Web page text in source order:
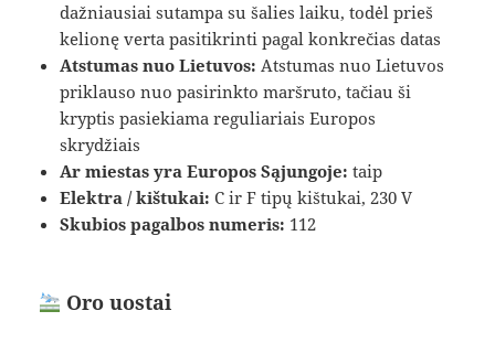
dažniausiai sutampa su šalies laiku, todėl prieš
kelionę verta pasitikrinti pagal konkrečias datas
Atstumas nuo Lietuvos: Atstumas nuo Lietuvos
priklauso nuo pasirinkto maršruto, tačiau ši
kryptis pasiekiama reguliariais Europos
skrydžiais
Ar miestas yra Europos Sąjungoje: taip
Elektra / kištukai: C ir F tipų kištukai, 230 V
Skubios pagalbos numeris: 112
Oro uostai